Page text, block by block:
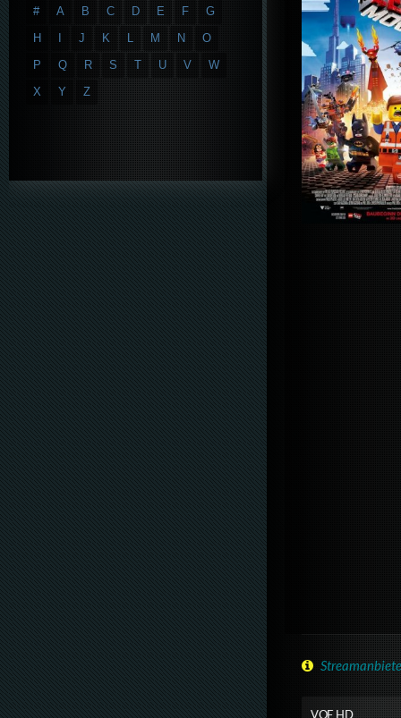
VOE HD
# A B C D E F
G
H
J K L M N
O
P
Q R S T U V
W
X
Y Z